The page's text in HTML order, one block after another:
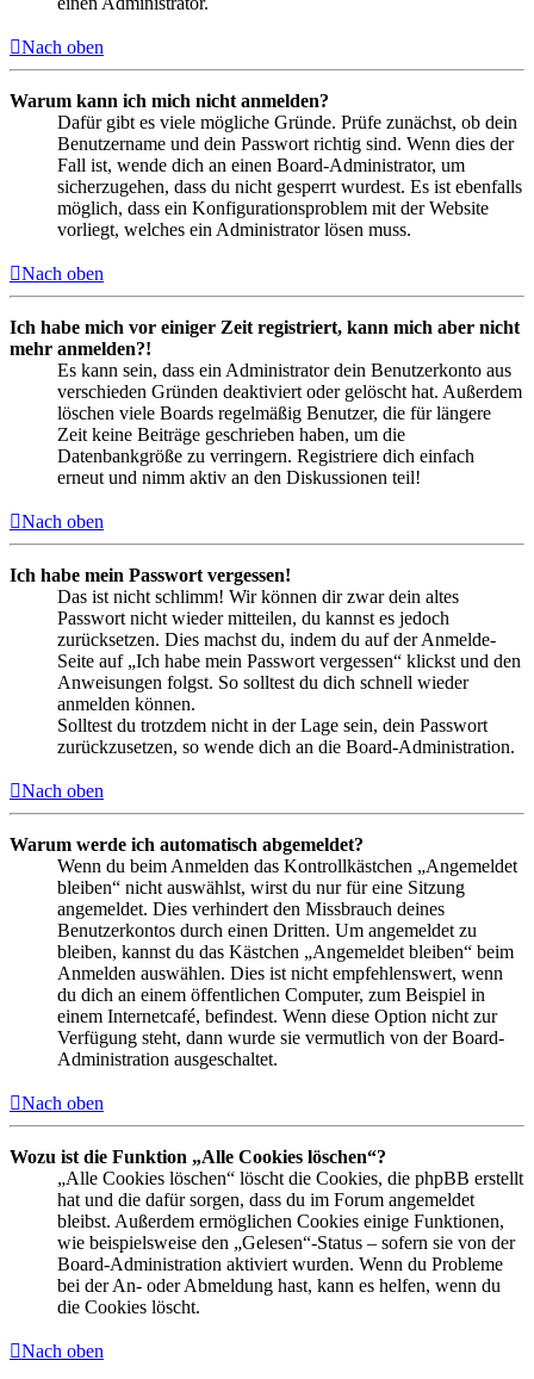
Nach oben
Warum kann ich mich nicht anmelden?
Dafür gibt es viele mögliche Gründe. Prüfe zunächst, ob dein
Benutzername und dein Passwort richtig sind. Wenn dies der
Fall ist, wende dich an einen Board-Administrator, um
sicherzugehen, dass du nicht gesperrt wurdest. Es ist ebenfalls
möglich, dass ein Konfigurationsproblem mit der Website
vorliegt, welches ein Administrator lösen muss.
Nach oben
Ich habe mich vor einiger Zeit registriert, kann mich aber nicht
mehr anmelden?!
Es kann sein, dass ein Administrator dein Benutzerkonto aus
verschieden Gründen deaktiviert oder gelöscht hat. Außerdem
löschen viele Boards regelmäßig Benutzer, die für längere
Zeit keine Beiträge geschrieben haben, um die
Datenbankgröße zu verringern. Registriere dich einfach
erneut und nimm aktiv an den Diskussionen teil!
Nach oben
Ich habe mein Passwort vergessen!
Das ist nicht schlimm! Wir können dir zwar dein altes
Passwort nicht wieder mitteilen, du kannst es jedoch
zurücksetzen. Dies machst du, indem du auf der Anmelde-
Seite auf „Ich habe mein Passwort vergessen“ klickst und den
Anweisungen folgst. So solltest du dich schnell wieder
anmelden können.
Solltest du trotzdem nicht in der Lage sein, dein Passwort
zurückzusetzen, so wende dich an die Board-Administration.
Nach oben
Warum werde ich automatisch abgemeldet?
Wenn du beim Anmelden das Kontrollkästchen „Angemeldet
bleiben“ nicht auswählst, wirst du nur für eine Sitzung
angemeldet. Dies verhindert den Missbrauch deines
Benutzerkontos durch einen Dritten. Um angemeldet zu
bleiben, kannst du das Kästchen „Angemeldet bleiben“ beim
Anmelden auswählen. Dies ist nicht empfehlenswert, wenn
du dich an einem öffentlichen Computer, zum Beispiel in
einem Internetcafé, befindest. Wenn diese Option nicht zur
Verfügung steht, dann wurde sie vermutlich von der Board-
Administration ausgeschaltet.
Nach oben
Wozu ist die Funktion „Alle Cookies löschen“?
„Alle Cookies löschen“ löscht die Cookies, die phpBB erstellt
hat und die dafür sorgen, dass du im Forum angemeldet
bleibst. Außerdem ermöglichen Cookies einige Funktionen,
wie beispielsweise den „Gelesen“-Status – sofern sie von der
Board-Administration aktiviert wurden. Wenn du Probleme
bei der An- oder Abmeldung hast, kann es helfen, wenn du
die Cookies löscht.
Nach oben